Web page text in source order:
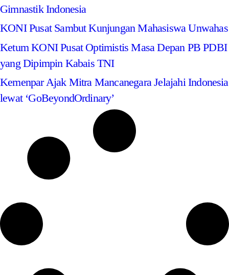
Gimnastik Indonesia
KONI Pusat Sambut Kunjungan Mahasiswa Unwahas
Ketum KONI Pusat Optimistis Masa Depan PB PDBI
yang Dipimpin Kabais TNI
Kemenpar Ajak Mitra Mancanegara Jelajahi Indonesia
lewat ‘GoBeyondOrdinary’